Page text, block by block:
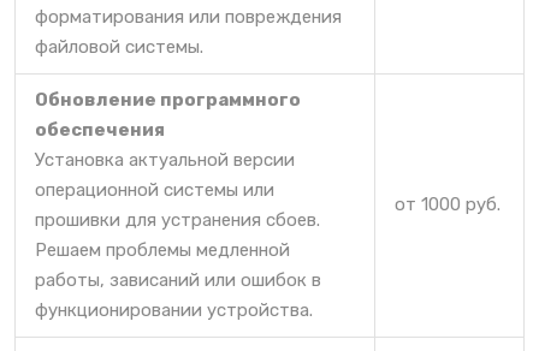
форматирования или повреждения
файловой системы.
Обновление программного
обеспечения
Установка актуальной версии
операционной системы или
прошивки для устранения сбоев.
Решаем проблемы медленной
работы, зависаний или ошибок в
функционировании устройства.
от 1000 руб.